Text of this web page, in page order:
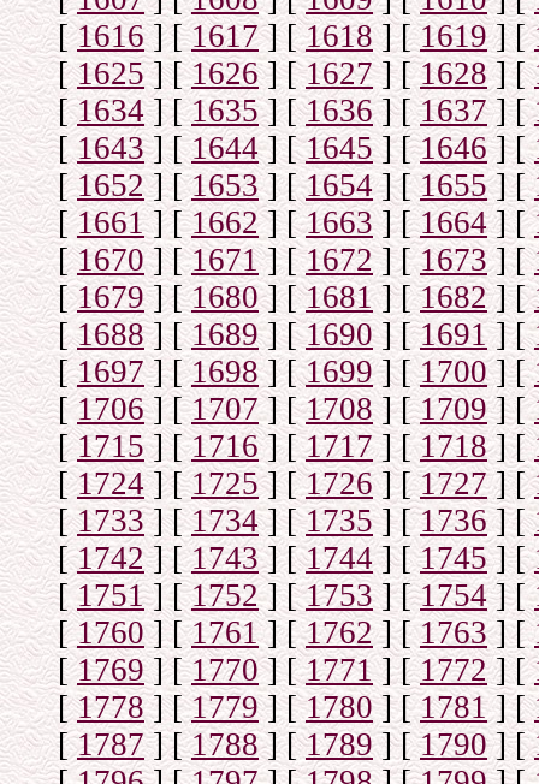
[1616] [1617] [1618] [1619] [
[1625] [1626] [1627] [1628] [
[1634] [1635] [1636] [1637] [
[1643] [1644] [1645] [1646] [
[1652] [1653] [1654] [1655] [
[1661] [1662] [1663 ] [1664] [
[1670] [1671] [1672] [1673] [
[1679] [1680] [1681] [1682] [
[1688] [1689] [1690] [1691] [
[1697] [1698] [1699] [1700] [
[1706] [1707] [1708 ] [1709] [
[1715] [1716] [1717] [1718] [
[1724] [1725] [1726] [1727] [
[1733] [1734] [1735] [1736] [
[1742] [1743] [1744] [1745] [
[1751] [1752] [1753] [1754] [
[1760] [1761] [1762] [1763] [
[1769] [1770] [1771 ] [1772] [
[1778] [1779] [1780] [1781] [
[1787] [1788] [1789] [1790] [